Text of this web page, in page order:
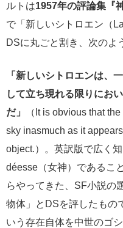
ルトは1957年の評論集『
で「新しいシトロエン（
DSに丸ごと割き、次のよ
「新しいシトロエンは、
して立ち現れる限りにお
だ」
（It is obvious that
sky inasmuch as it
object.）。英訳版で広く
déesse（女神）であるこ
らやってきた、SF小説の
物体」とDSを評したもの
いう存在自体を中世のゴ